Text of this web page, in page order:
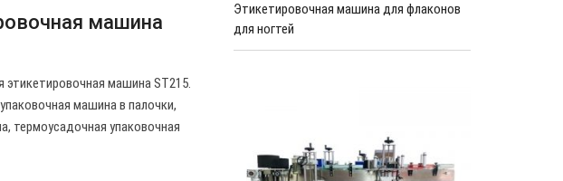
машина
этикетировочная машина ST215.
машина в палочки,
термоусадочная упаковочная
Этикетировочная машина для флаконов
для ногтей